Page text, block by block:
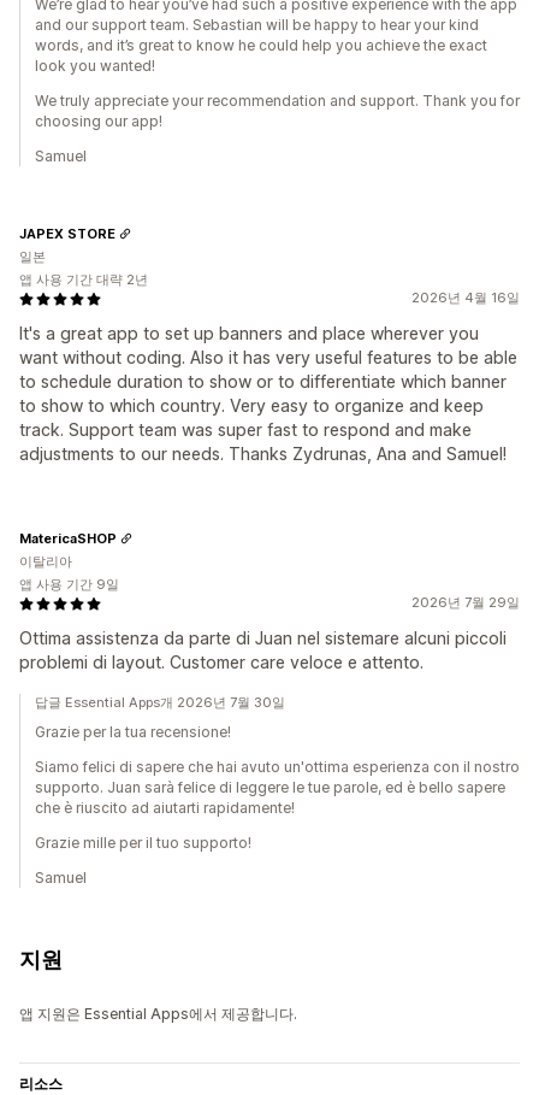
We’re glad to hear you’ve had such a positive experience with the app
and our support team. Sebastian will be happy to hear your kind
words, and it’s great to know he could help you achieve the exact
look you wanted!
We truly appreciate your recommendation and support. Thank you for
choosing our app!
Samuel
2026년 4월 16일
It's a great app to set up banners and place wherever you
want without coding. Also it has very useful features to be able
to schedule duration to show or to differentiate which banner
to show to which country. Very easy to organize and keep
track. Support team was super fast to respond and make
adjustments to our needs. Thanks Zydrunas, Ana and Samuel!
JAPEX STORE
일본
앱 사용 기간 대략 2년
2026년 7월 29일
Ottima assistenza da parte di Juan nel sistemare alcuni piccoli
problemi di layout. Customer care veloce e attento.
MatericaSHOP
이탈리아
앱 사용 기간 9일
답글 Essential Apps개 2026년 7월 30일
Grazie per la tua recensione!
Siamo felici di sapere che hai avuto un'ottima esperienza con il nostro
supporto. Juan sarà felice di leggere le tue parole, ed è bello sapere
che è riuscito ad aiutarti rapidamente!
Grazie mille per il tuo supporto!
Samuel
지원
앱 지원은 Essential Apps에서 제공합니다.
리소스